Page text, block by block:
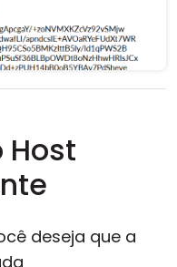
Host
deseja que a